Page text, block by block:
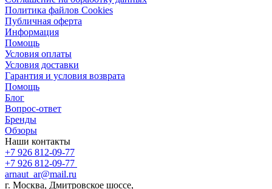
Политика файлов Cookies
Публичная оферта
Информация
Помощь
Условия оплаты
Условия доставки
Гарантия и условия возврата
Помощь
Блог
Вопрос-ответ
Бренды
Обзоры
Наши контакты
+7 926 812-09-77
+7 926 812-09-77
arnaut_ar@mail.ru
г. Москва, Дмитровское шоссе,